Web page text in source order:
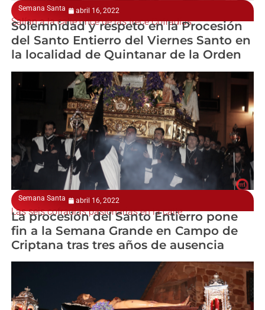
Semana Santa abril 16, 2022
Salían a la calle once de las trece Cofradías
Solemnidad y respeto en la Procesión
del Santo Entierro del Viernes Santo en
la localidad de Quintanar de la Orden
Semana Santa abril 16, 2022
Las seis cofradías pasionarias en la calle
La procesión del Santo Entierro pone
fin a la Semana Grande en Campo de
Criptana tras tres años de ausencia